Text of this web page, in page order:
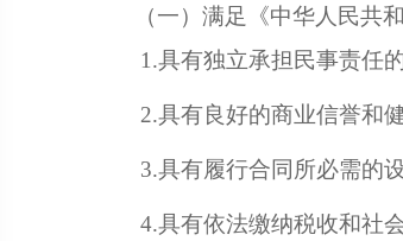
（一）满足《中华人民共
1.具有独立承担民事责任
2.具有良好的商业信誉和
3.具有履行合同所必需的
4.具有依法缴纳税收和社